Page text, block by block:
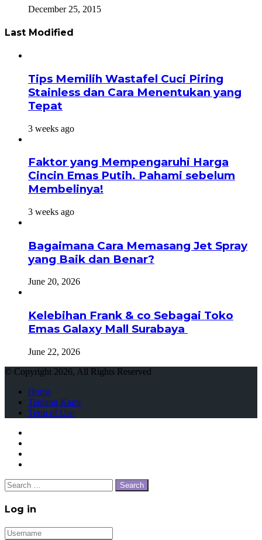
December 25, 2015
Last Modified
Tips Memilih Wastafel Cuci Piring
Stainless dan Cara Menentukan yang
Tepat
3 weeks ago
Faktor yang Mempengaruhi Harga
Cincin Emas Putih. Pahami sebelum
Membelinya!
3 weeks ago
Bagaimana Cara Memasang Jet Spray
yang Baik dan Benar?
June 20, 2026
Kelebihan Frank & co Sebagai Toko
Emas Galaxy Mall Surabaya
June 22, 2026
© Copyright 2026, All Rights Reserved
Home
Tentang Kami
Term of Use
Facebook
Twitter
WhatsApp
Telegram
Close
Search
for:
Close
Log in